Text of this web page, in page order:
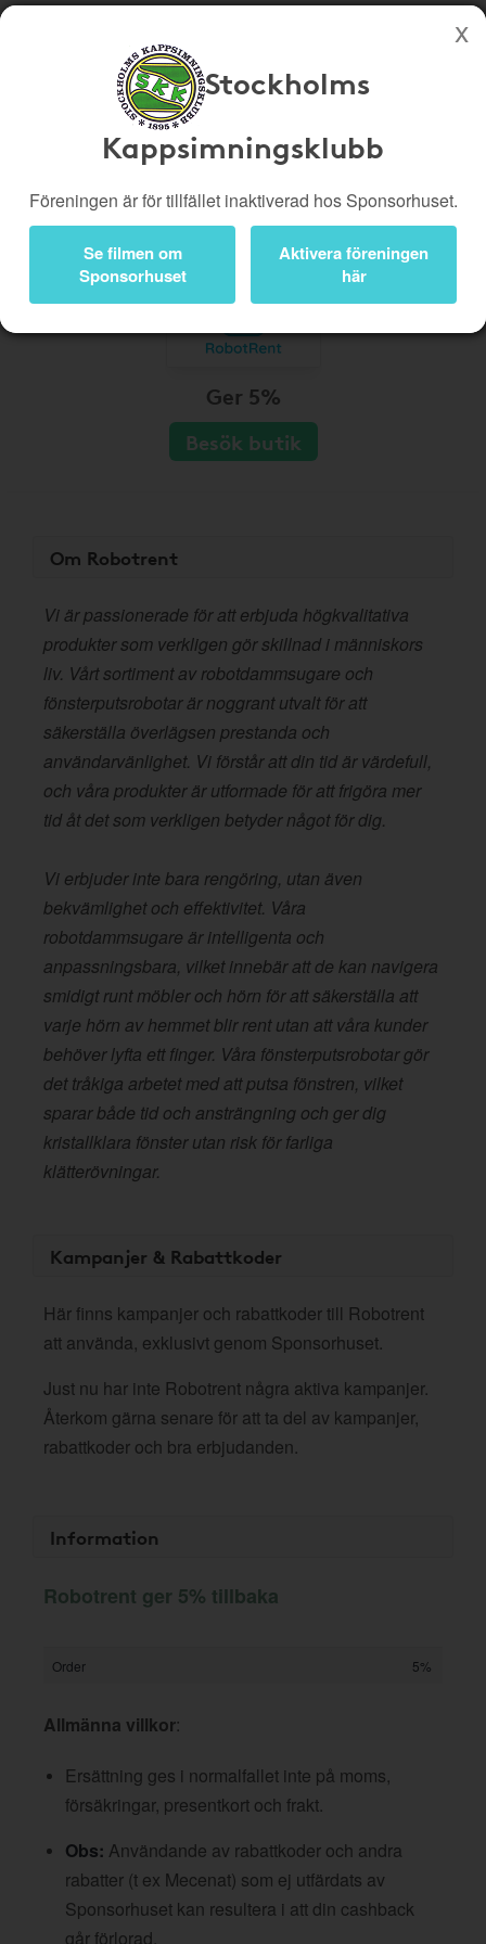
Köp genom denna sida stöttar Stockholms Kappsimningsklubb
Butiker
Presentkort
Bli medlem
Logga in
Stockholms
Kappsimningsklubb
Föreningen är för tillfället inaktiverad hos Sponsorhuset.
Se filmen om
Sponsorhuset
Aktivera föreningen
här
Ger 5%
Besök butik
Om Robotrent
Vi är passionerade för att erbjuda högkvalitativa
produkter som verkligen gör skillnad i människors
liv. Vårt sortiment av robotdammsugare och
fönsterputsrobotar är noggrant utvalt för att
säkerställa överlägsen prestanda och
användarvänlighet. Vi förstår att din tid är värdefull,
och våra produkter är utformade för att frigöra mer
tid åt det som verkligen betyder något för dig.
Vi erbjuder inte bara rengöring, utan även
bekvämlighet och effektivitet. Våra
robotdammsugare är intelligenta och
anpassningsbara, vilket innebär att de kan navigera
smidigt runt möbler och hörn för att säkerställa att
varje hörn av hemmet blir rent utan att våra kunder
behöver lyfta ett finger. Våra fönsterputsrobotar gör
det tråkiga arbetet med att putsa fönstren, vilket
sparar både tid och ansträngning och ger dig
kristallklara fönster utan risk för farliga
klätterövningar.
Kampanjer & Rabattkoder
Här finns kampanjer och rabattkoder till Robotrent
att använda, exklusivt genom Sponsorhuset.
Just nu har inte Robotrent några aktiva kampanjer.
Återkom gärna senare för att ta del av kampanjer,
rabattkoder och bra erbjudanden.
Information
Robotrent ger 5% tillbaka
Order 5%
Allmänna villkor:
Ersättning ges i normalfallet inte på moms,
försäkringar, presentkort och frakt.
Obs: Användande av rabattkoder och andra
rabatter (t ex Mecenat) som ej utfärdats av
Sponsorhuset kan resultera i att din cashback
går förlorad.